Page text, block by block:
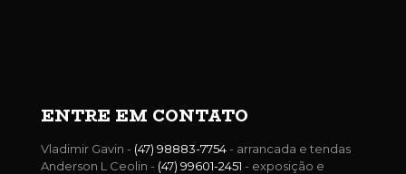
ENTRE EM CONTATO
Vladimir Gavin - (47) 98883-7754- arrancada e tendas
Anderson L Ceolin - (47) 99601-2451 - exposição e